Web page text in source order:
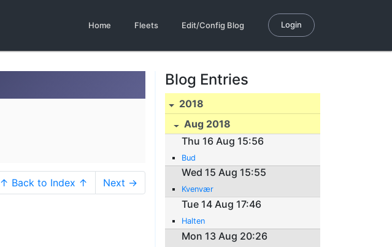
Home Fleets Edit/Config Blog Login
↑ Back to Index ↑ Next →
Blog Entries
2018
Aug 2018
Thu 16 Aug 15:56
Bud
Wed 15 Aug 15:55
Kvenvær
Tue 14 Aug 17:46
Halten
Mon 13 Aug 20:26